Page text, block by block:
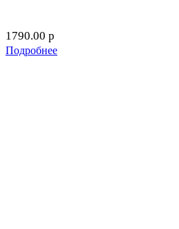
1790.00 p
Подробнее